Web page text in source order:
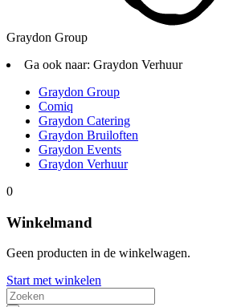
Graydon Group
Ga ook naar: Graydon Verhuur
Graydon Group
Comiq
Graydon Catering
Graydon Bruiloften
Graydon Events
Graydon Verhuur
0
Winkelmand
Geen producten in de winkelwagen.
Start met winkelen